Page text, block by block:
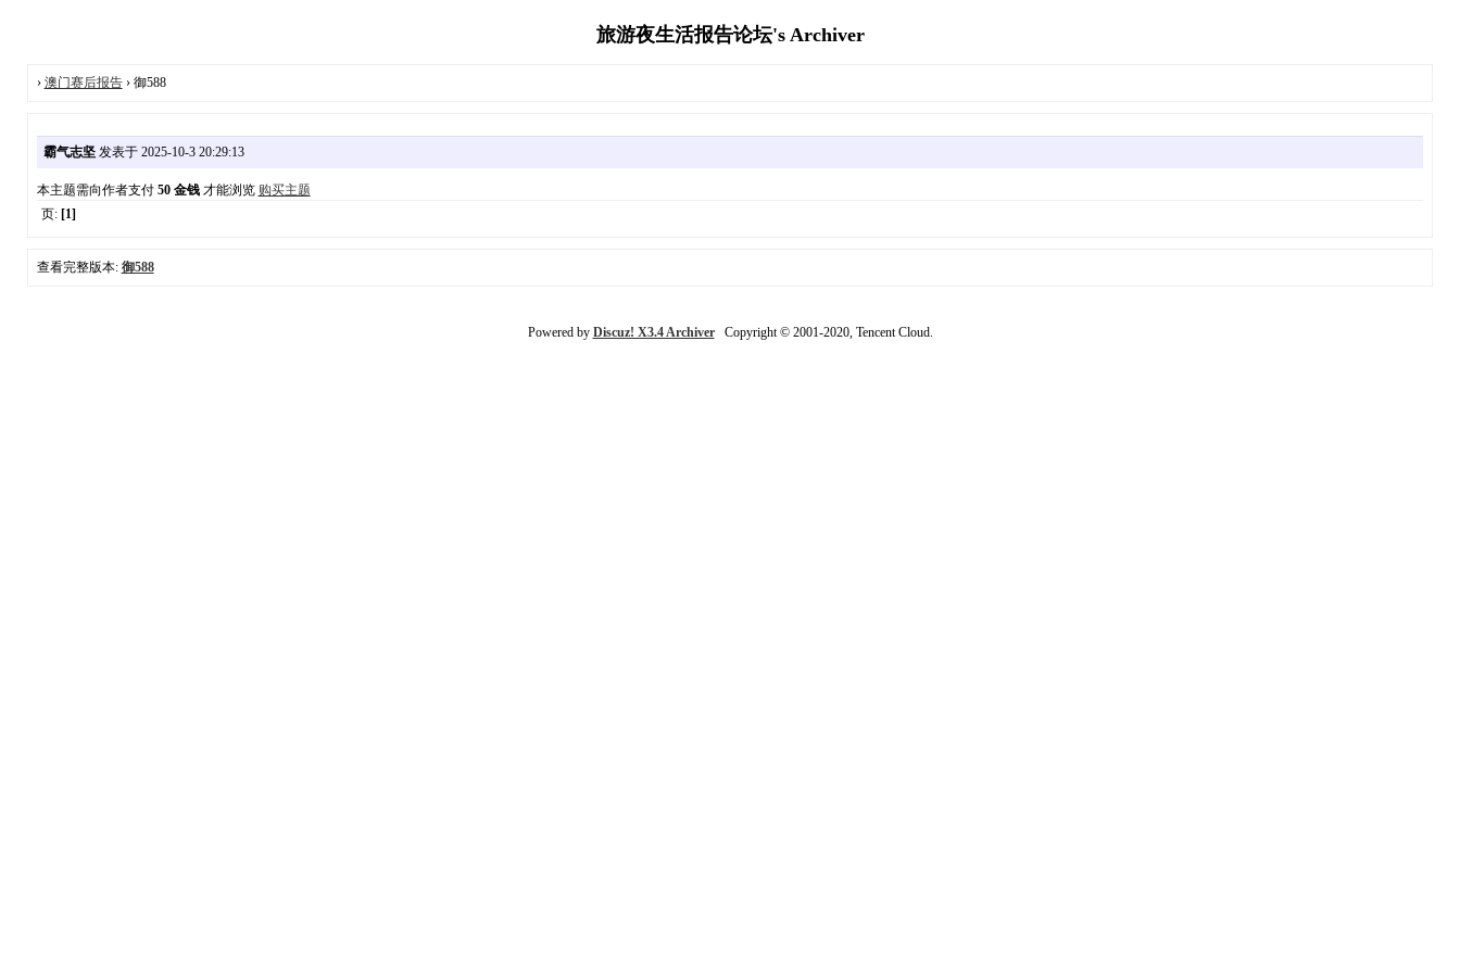
旅游夜生活报告论坛's Archiver
› 澳门赛后报告› 御588
霸气志坚发表于 2025-10-3 20:29:13
本主题需向作者支付 50 金钱才能浏览 购买主题
页: [1]
查看完整版本: 御588
Powered by Discuz! X3.4 ArchiverCopyright © 2001-2020, Tencent Cloud.